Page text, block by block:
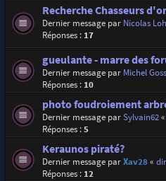
Recherche Chasseurs
Dernier message par Nicolas
Réponses : 17
gueulante - marre des
Dernier message par Michel
Réponses : 10
photo foudroiement
Dernier message parSylvain62«
Réponses :5
Keraunos piraté?
Dernier message parXav28«
Réponses : 12